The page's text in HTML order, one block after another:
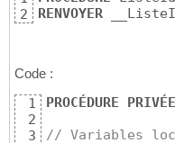
104
105
108
109
110
111
87
88
91
93
94
95
SINON
	SMS2CDC
(
19
22
23
24
25
26
// Ajout dans la
2
RENVOYER
Code :
1
2
3
PROCÉDURE PRIVÉE
// Variables